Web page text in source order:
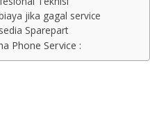
jika gagal service
Sparepart
Phone Service :